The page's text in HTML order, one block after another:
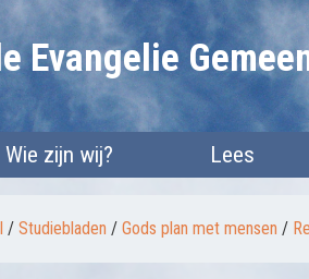
Evangelie
Wie zijn wij? Lees
/ Studiebladen / Gods plan met mensen /